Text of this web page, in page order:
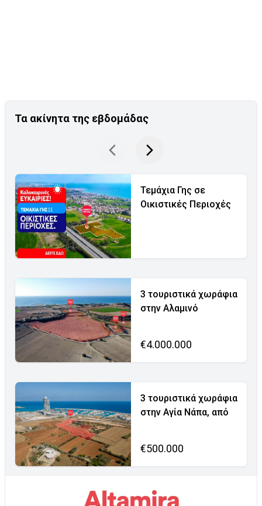
Τα ακίνητα της εβδομάδας
Τεμάχια Γης σε
Οικιστικές Περιοχές
3 τουριστικά χωράφια
στην Αλαμινό
€4.000.000
3 τουριστικά χωράφια
στην Αγία Νάπα, από
€500.000